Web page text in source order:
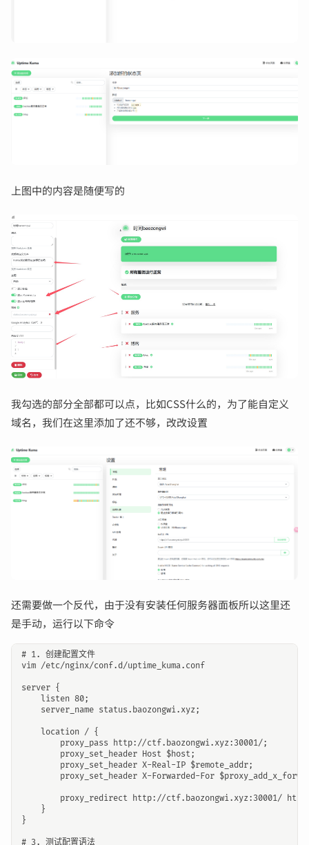
上图中的内容是随便写的
我勾选的部分全部都可以点，比如CSS什么的，为了能自定义
域名，我们在这里添加了还不够，改改设置
还需要做一个反代，由于没有安装任何服务器面板所以这里还
是手动，运行以下命令
# 1. 创建配置文件
vim /etc/nginx/conf.d/uptime_kuma.conf
server {
    listen 80;
    server_name status.baozongwi.xyz;
    location / {
        proxy_pass http://ctf.baozongwi.xyz:30001/;
        proxy_set_header Host $host;
        proxy_set_header X-Real-IP $remote_addr;
proxy_set_header X-Forwarded-For
proxy_redirect http://ctf.baozongwi.xyz:30001/
    }
}
# 3. 测试配置语法